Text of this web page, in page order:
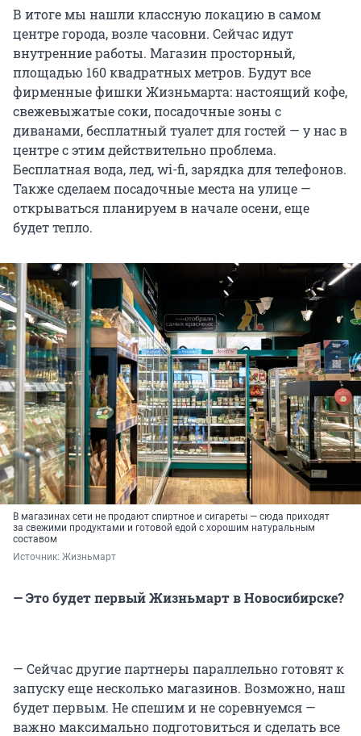
В итоге мы нашли классную локацию в самом
центре города, возле часовни. Сейчас идут
внутренние работы. Магазин просторный,
площадью 160 квадратных метров. Будут все
фирменные фишки Жизньмарта: настоящий кофе,
свежевыжатые соки, посадочные зоны с
диванами, бесплатный туалет для гостей — у нас в
центре с этим действительно проблема.
Бесплатная вода, лед, wi-fi, зарядка для телефонов.
Также сделаем посадочные места на улице —
открываться планируем в начале осени, еще
будет тепло.
В магазинах сети не продают спиртное и сигареты — сюда приходят
за свежими продуктами и готовой едой с хорошим натуральным
составом
Источник: Жизньмарт
— Это будет первый Жизньмарт в Новосибирске?
— Сейчас другие партнеры параллельно готовят к
запуску еще несколько магазинов. Возможно, наш
будет первым. Не спешим и не соревнуемся —
важно максимально подготовиться и сделать все